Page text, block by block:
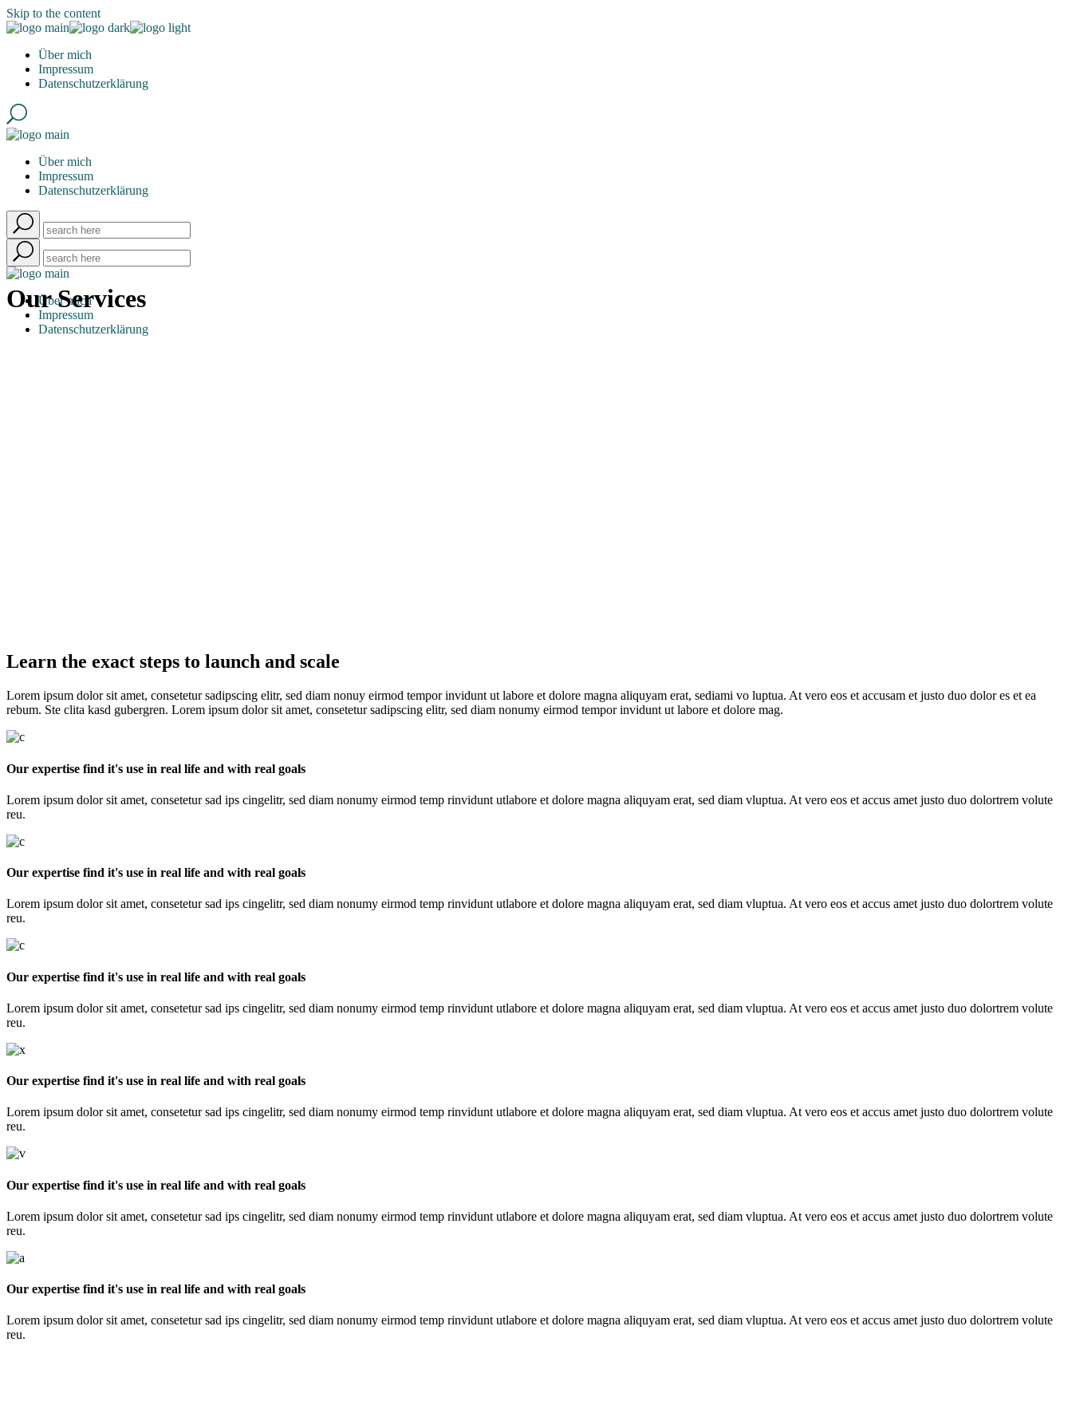
Skip to the content
Über mich
Impressum
Datenschutzerklärung
Über mich
Impressum
Datenschutzerklärung
Über mich
Impressum
Datenschutzerklärung
Our Services
Learn the exact steps to launch and scale
Lorem ipsum dolor sit amet, consetetur sadipscing elitr, sed diam nonuy eirmod tempor invidunt ut labore et dolore magna aliquyam erat, sediami vo luptua. At vero eos et accusam et justo duo dolor es et ea
rebum. Ste clita kasd gubergren. Lorem ipsum dolor sit amet, consetetur sadipscing elitr, sed diam nonumy eirmod tempor invidunt ut labore et dolore mag.
Our expertise find it's use in real life and with real goals
Lorem ipsum dolor sit amet, consetetur sad ips cingelitr, sed diam nonumy eirmod temp rinvidunt utlabore et dolore magna aliquyam erat, sed diam vluptua. At vero eos et accus amet justo duo dolortrem volute
reu.
Our expertise find it's use in real life and with real goals
Lorem ipsum dolor sit amet, consetetur sad ips cingelitr, sed diam nonumy eirmod temp rinvidunt utlabore et dolore magna aliquyam erat, sed diam vluptua. At vero eos et accus amet justo duo dolortrem volute
reu.
Our expertise find it's use in real life and with real goals
Lorem ipsum dolor sit amet, consetetur sad ips cingelitr, sed diam nonumy eirmod temp rinvidunt utlabore et dolore magna aliquyam erat, sed diam vluptua. At vero eos et accus amet justo duo dolortrem volute
reu.
Our expertise find it's use in real life and with real goals
Lorem ipsum dolor sit amet, consetetur sad ips cingelitr, sed diam nonumy eirmod temp rinvidunt utlabore et dolore magna aliquyam erat, sed diam vluptua. At vero eos et accus amet justo duo dolortrem volute
reu.
Our expertise find it's use in real life and with real goals
Lorem ipsum dolor sit amet, consetetur sad ips cingelitr, sed diam nonumy eirmod temp rinvidunt utlabore et dolore magna aliquyam erat, sed diam vluptua. At vero eos et accus amet justo duo dolortrem volute
reu.
Our expertise find it's use in real life and with real goals
Lorem ipsum dolor sit amet, consetetur sad ips cingelitr, sed diam nonumy eirmod temp rinvidunt utlabore et dolore magna aliquyam erat, sed diam vluptua. At vero eos et accus amet justo duo dolortrem volute
reu.